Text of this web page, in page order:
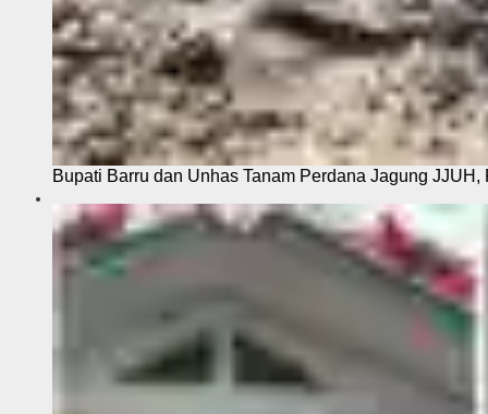
Bupati Barru dan Unhas Tanam Perdana Jagung